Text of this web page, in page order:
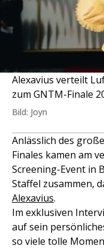
Alexavius verteilt
zum GNTM-Finale
Bild: Joyn
Anlässlich des
Finales kamen am
Screening-Event in
Staffel zusammen,
Alexavius.
Im exklusiven
auf sein
so viele tolle